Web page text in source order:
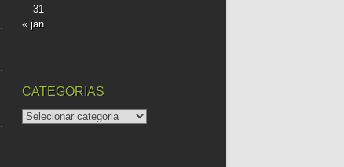
31
« jan
CATEGORIAS
categorias